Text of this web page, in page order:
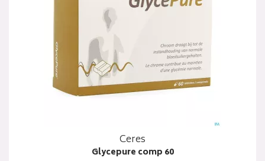
Ceres
Glycepure comp 60